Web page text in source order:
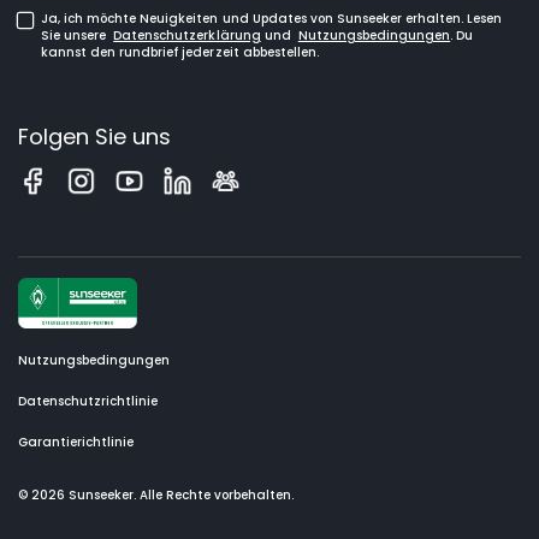
Ja, ich möchte Neuigkeiten und Updates von Sunseeker erhalten. Lesen
Sie unsere Datenschutzerklärung und Nutzungsbedingungen. Du
kannst den rundbrief jederzeit abbestellen.
Folgen Sie uns
Nutzungsbedingungen
Datenschutzrichtlinie
Garantierichtlinie
© 2026 Sunseeker. Alle Rechte vorbehalten.